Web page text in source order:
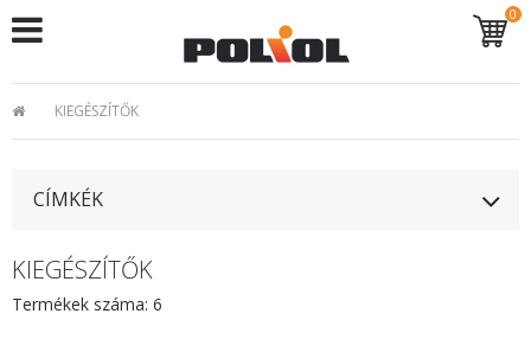
0
KIEGÉSZÍTŐK
CÍMKÉK
KIEGÉSZÍTŐK
Termékek száma: 6